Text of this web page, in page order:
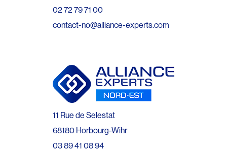
02 72 79 71 00
contact-no@alliance-experts.com
11 Rue de Selestat
68180 Horbourg-Wihr
03 89 41 08 94